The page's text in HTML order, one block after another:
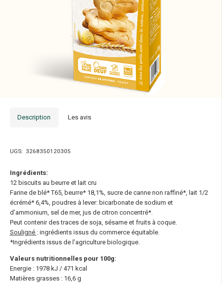
Description Les avis
UGS: 3268350120305
Ingrédients:
12 biscuits au beurre et lait cru
Farine de blé* T65, beurre* 18,1%, sucre de canne non raffiné*, lait 1/2
écrémé* 6,4%, poudres à lever: bicarbonate de sodium et
d’ammonium, sel de mer, jus de citron concentré*.
Peut contenir des traces de soja, sésame et fruits à coque.
Souligné : ingrédients issus du commerce équitable.
*Ingrédients issus de l’agriculture biologique.
Valeurs nutritionnelles pour 100g:
Energie : 1978 kJ / 471 kcal
Matières grasses : 16,6 g